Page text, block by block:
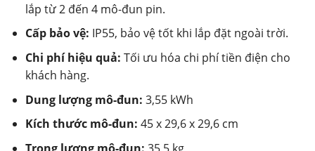
lắp từ 2 đến 4 mô-đun pin.
Cấp bảo vệ: IP55, bảo vệ tốt khi lắp đặt ngoài trời.
Chi phí hiệu quả: Tối ưu hóa chi phí tiền điện cho
khách hàng.
Dung lượng mô-đun: 3,55 kWh
Kích thước mô-đun: 45 x 29,6 x 29,6 cm